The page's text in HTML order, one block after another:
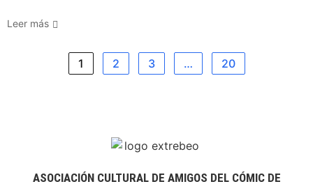
Leer más
1 2 3 … 20
ASOCIACIÓN CULTURAL DE AMIGOS DEL CÓMIC DE